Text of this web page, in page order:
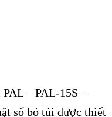
– PAL-15S –
số bỏ túi được thiết